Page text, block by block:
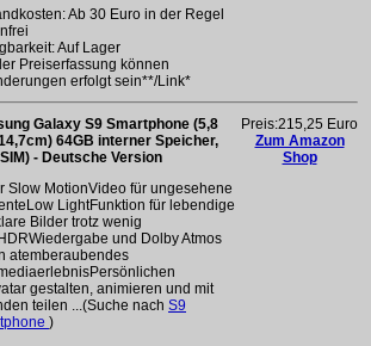
Ab 30 Euro in der Regel
Auf Lager
Preiserfassung können
erfolgt sein**/Link*
Galaxy S9 Smartphone (5,8
64GB interner Speicher,
- Deutsche Version
Slow MotionVideo für ungesehene
LightFunktion für lebendige
Bilder trotz wenig
und Dolby Atmos
atemberaubendes
gestalten, animieren und mit
teilen ...(Suche nach S9
)
Preis:215,25 Euro
Zum Amazon
Shop